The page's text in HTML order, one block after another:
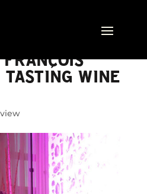
UP BEING
TASTING WINE